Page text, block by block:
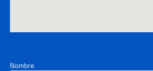
Nombre